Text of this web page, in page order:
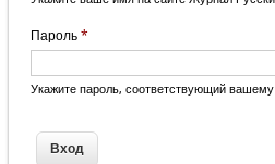
Пароль *
Укажите пароль, соответствующий